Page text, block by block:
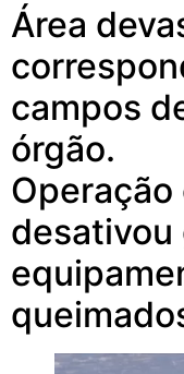
Área
campos
órgão.
desativou